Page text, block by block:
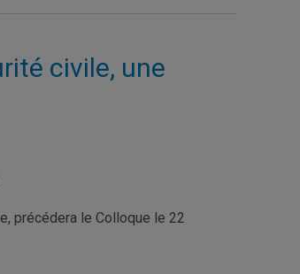
civile, une
précédera le Colloque le 22